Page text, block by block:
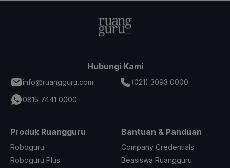
Hubungi Kami
info@ruangguru.com
(021) 3093 0000
0815 7441 0000
Produk Ruangguru
Roboguru
Roboguru Plus
Bantuan & Panduan
Company Credentials
Beasiswa Ruangguru